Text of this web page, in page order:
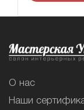
О нас
Наши